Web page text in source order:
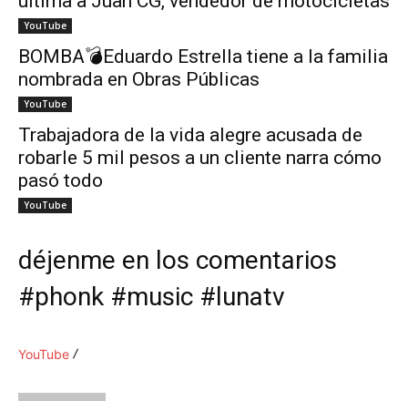
YouTube
BOMBA💣Eduardo Estrella tiene a la familia
nombrada en Obras Públicas
YouTube
Trabajadora de la vida alegre acusada de
robarle 5 mil pesos a un cliente narra cómo
pasó todo
YouTube
déjenme en los comentarios
#phonk #music #lunatv
YouTube